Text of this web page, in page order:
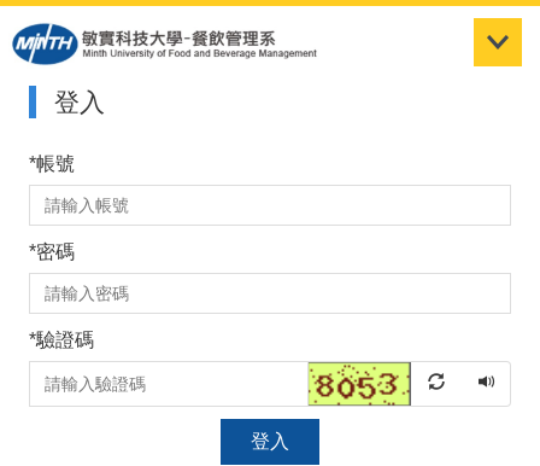
到
主
登入
*帳號
*密碼
*驗證碼
登入